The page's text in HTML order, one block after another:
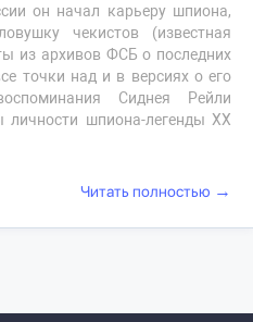
он начал карьеру шпиона,
чекистов (известная
из архивов ФСБ о последних
точки над и в версиях о его
Сиднея Рейли
шпиона-легенды XX
Читать полностью →